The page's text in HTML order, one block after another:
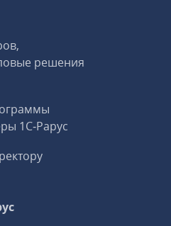
решения
1С‑Рарус